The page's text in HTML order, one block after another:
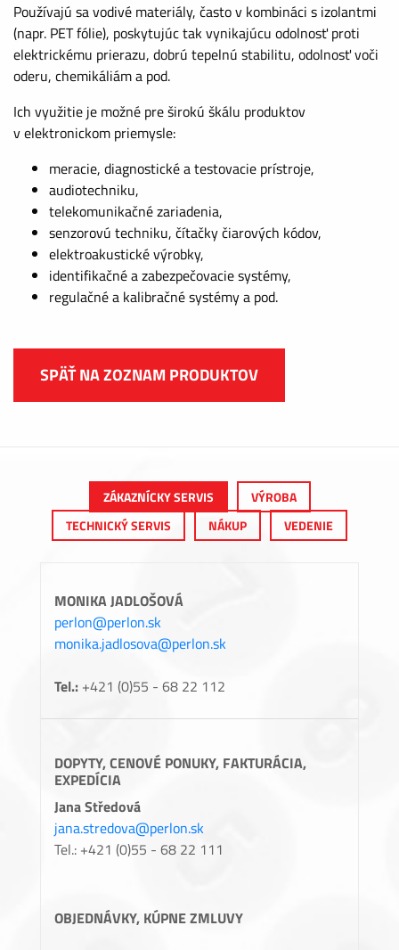
Používajú sa vodivé materiály, často v kombináci s izolantmi
(napr. PET fólie), poskytujúc tak vynikajúcu odolnosť proti
elektrickému prierazu, dobrú tepelnú stabilitu, odolnosť voči
oderu, chemikáliám a pod.
Ich využitie je možné pre širokú škálu produktov
v elektronickom priemysle:
meracie, diagnostické a testovacie prístroje,
audiotechniku,
telekomunikačné zariadenia,
senzorovú techniku, čítačky čiarových kódov,
elektroakustické výrobky,
identifikačné a zabezpečovacie systémy,
regulačné a kalibračné systémy a pod.
SPÄŤ NA ZOZNAM PRODUKTOV
ZÁKAZNÍCKY SERVIS
VÝROBA
TECHNICKÝ SERVIS
NÁKUP VEDENIE
MONIKA JADLOŠOVÁ
perlon@perlon.sk
monika.jadlosova@perlon.sk
Tel.: +421 (0)55 - 68 22 112
DOPYTY, CENOVÉ PONUKY, FAKTURÁCIA,
EXPEDÍCIA
Jana Středová
jana.stredova@perlon.sk
Tel.: +421 (0)55 - 68 22 111
OBJEDNÁVKY, KÚPNE ZMLUVY